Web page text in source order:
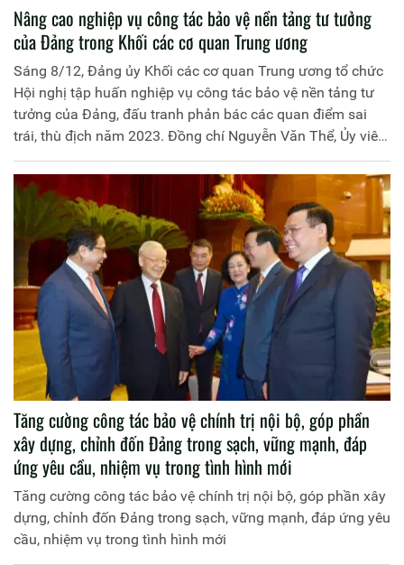
Nâng cao nghiệp vụ công tác bảo vệ nền tảng tư tưởng
của Đảng trong Khối các cơ quan Trung ương
Sáng 8/12, Đảng ủy Khối các cơ quan Trung ương tổ chức
Hội nghị tập huấn nghiệp vụ công tác bảo vệ nền tảng tư
tưởng của Đảng, đấu tranh phản bác các quan điểm sai
trái, thù địch năm 2023. Đồng chí Nguyễn Văn Thể, Ủy viên
Trung ương Đảng, Bí thư Đảng ủy Khối các cơ quan Trung
ương dự Hội nghị.
Tăng cường công tác bảo vệ chính trị nội bộ, góp phần
xây dựng, chỉnh đốn Đảng trong sạch, vững mạnh, đáp
ứng yêu cầu, nhiệm vụ trong tình hình mới
Tăng cường công tác bảo vệ chính trị nội bộ, góp phần xây
dựng, chỉnh đốn Đảng trong sạch, vững mạnh, đáp ứng yêu
cầu, nhiệm vụ trong tình hình mới